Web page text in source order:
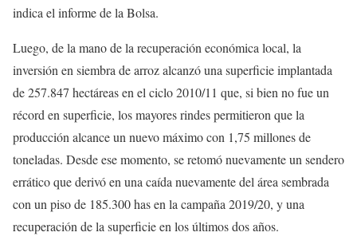
indica el informe de la Bolsa.
Luego, de la mano de la recuperación económica local, la
inversión en siembra de arroz alcanzó una superficie implantada
de 257.847 hectáreas en el ciclo 2010/11 que, si bien no fue un
récord en superficie, los mayores rindes permitieron que la
producción alcance un nuevo máximo con 1,75 millones de
toneladas. Desde ese momento, se retomó nuevamente un sendero
errático que derivó en una caída nuevamente del área sembrada
con un piso de 185.300 has en la campaña 2019/20, y una
recuperación de la superficie en los últimos dos años.